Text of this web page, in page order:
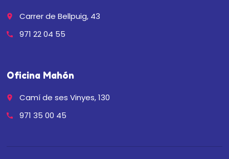
place Carrer de Bellpuig, 43
call 971 22 04 55
Oficina Mahón
place Camí de ses Vinyes, 130
call 971 35 00 45